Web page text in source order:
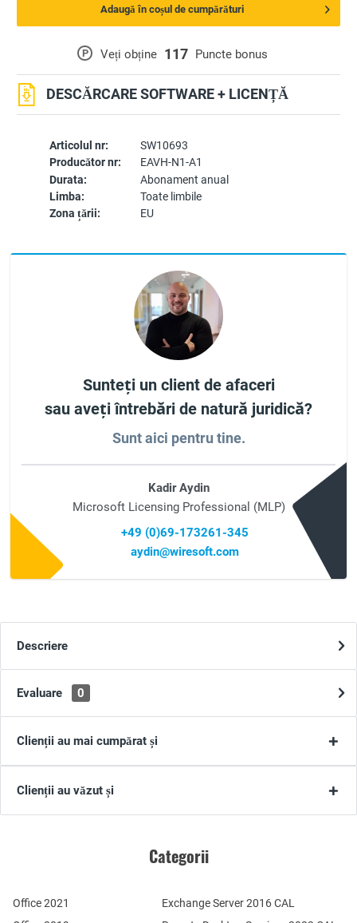
Articolul nr:
SW10693
Producător nr:
EAVH-N1-A1
Durata:
Abonament anual
Limba:
Toate limbile
Zona țării:
EU
P Veți obține 117 Puncte bonus
DESCĂRCARE SOFTWARE + LICENȚĂ
Adaugă în coșul de cumpărături
Sunteți un client de afaceri
sau aveți întrebări de natură juridică?
Sunt aici pentru tine.
Kadir Aydin
Microsoft Licensing Professional (MLP)
+49 (0)69-173261-345
aydin@wiresoft.com
Descriere
Evaluare 0
Clienții au mai cumpărat și
Clienții au văzut și
Categorii
Office 2021
Exchange Server 2016 CAL